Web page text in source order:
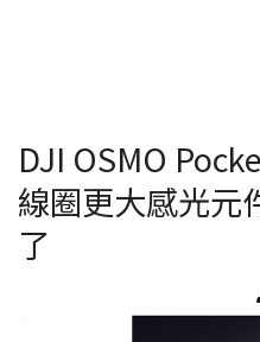
DJI OSMO
線圈更大感光元
了